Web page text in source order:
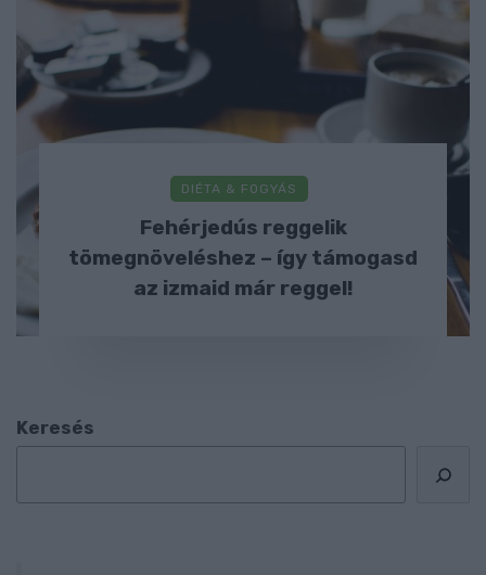
DIÉTA & FOGYÁS
Fehérjedús reggelik
tömegnöveléshez – így támogasd
az izmaid már reggel!
Keresés